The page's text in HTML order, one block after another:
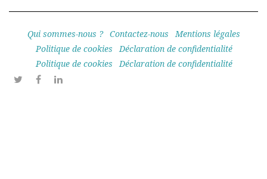
Qui sommes-nous ? Contactez-nous
Mentions légales
Politique de cookies
Déclaration de confidentialité
Politique de cookies
Déclaration de confidentialité